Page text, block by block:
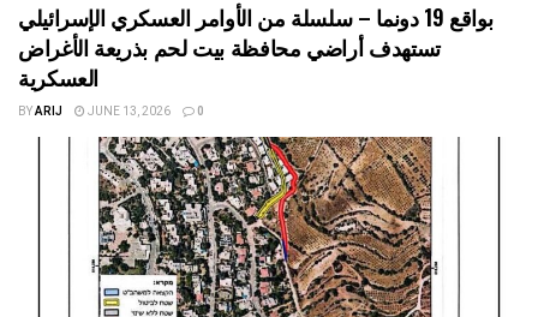
بواقع 19 دونما – سلسلة من الأوامر العسكري الإسرائيلي
تستهدف أراضي محافظة بيت لحم بذريعة الأغراض
العسكرية
BYARIJ JUNE 13, 2026 0